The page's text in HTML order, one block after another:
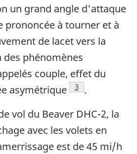
un grand angle d'attaque
prononcée à tourner et à
de lacet vers la
des phénomènes
couple, effet du
asymétrique
Note de bas de
3 .
vol du Beaver DHC-2, la
avec les volets en
est de 45 mi/h